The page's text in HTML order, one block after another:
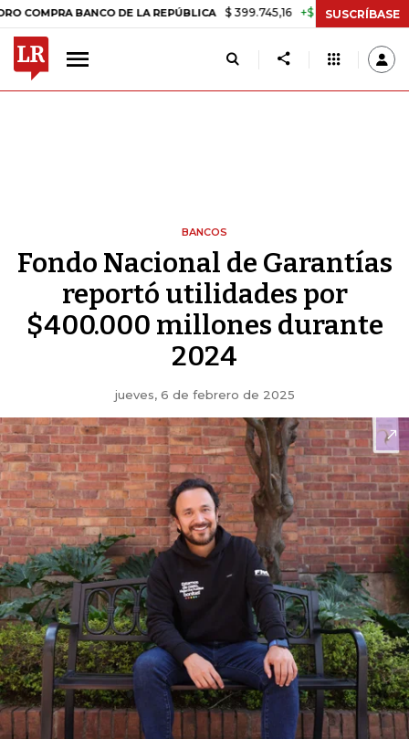
BANCO DE LA REPÚBLICA $ 399.745,16 +$ 2.295,71 +0,58%
SUSCRÍBASE
BANCOS
Fondo Nacional de Garantías
reportó utilidades por
$400.000 millones durante
2024
jueves, 6 de febrero de 2025